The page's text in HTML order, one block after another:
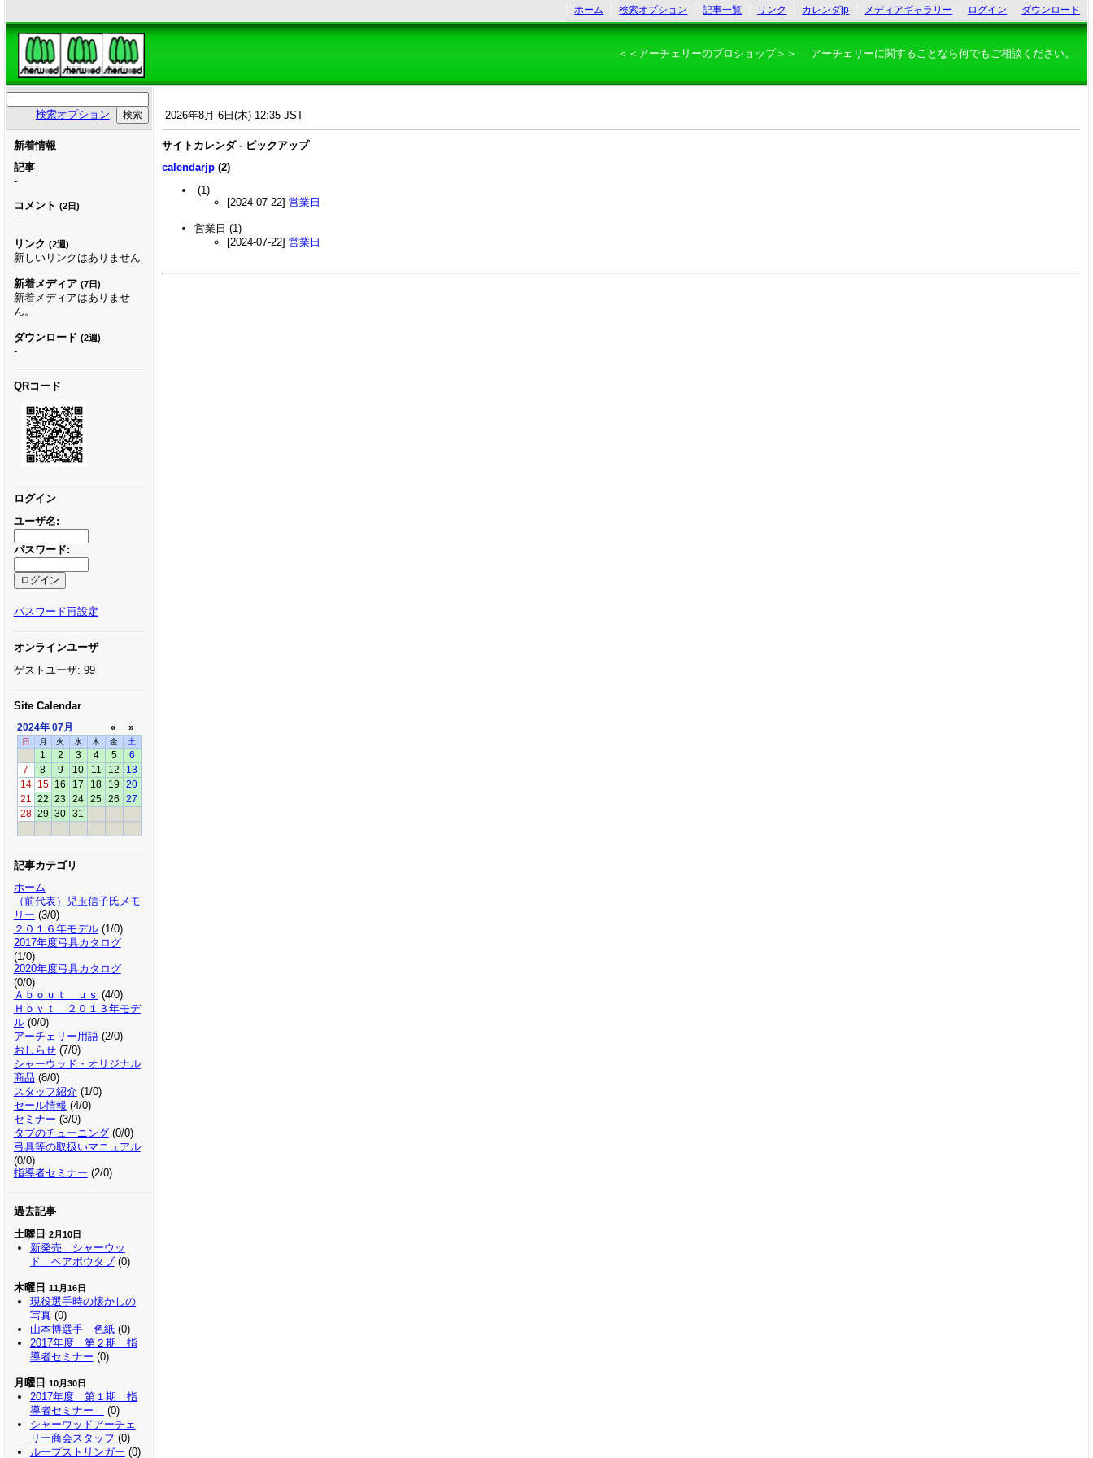
ホーム 検索オプション 記事一覧 リンク カレンダjp メディアギャラリー ログイン ダウンロード
＜＜アーチェリーのプロショップ＞＞ アーチェリーに関することなら何でもご相談ください。
検索オプション
新着情報
記事
-
コメント (2日)
-
リンク (2週)
新しいリンクはありません
新着メディア (7日)
新着メディアはありませ
ん。
ダウンロード (2週)
-
QRコード
ログイン
ユーザ名:
パスワード:
パスワード再設定
オンラインユーザ
ゲストユーザ: 99
Site Calendar
2024年 07月 « »
日 月 火 水 木 金 土
1 2 3 4 5
6
7
8 9 10 11 12
13
14
15 16 17 18 19
20
21
22 23 24 25 26
27
28
29 30 31
記事カテゴリ
ホーム
（前代表）児玉信子氏メモ
リー (3/0)
２０１６年モデル(1/0)
2017年度弓具カタログ
(1/0)
2020年度弓具カタログ
(0/0)
Ａｂｏｕｔ ｕｓ (4/0)
Ｈｏｙｔ ２０１３年モデ
ル(0/0)
アーチェリー用語(2/0)
おしらせ(7/0)
シャーウッド・オリジナル
商品 (8/0)
スタッフ紹介(1/0)
セール情報 (4/0)
セミナー (3/0)
タブのチューニング(0/0)
弓具等の取扱いマニュアル
(0/0)
指導者セミナー (2/0)
過去記事
土曜日 2月10日
新発売 シャーウッ
ド ベアボウタブ(0)
木曜日 11月16日
現役選手時の懐かしの
写真(0)
山本博選手 色紙(0)
2017年度 第２期 指
導者セミナー (0)
月曜日 10月30日
2017年度 第１期 指
導者セミナー
(0)
シャーウッドアーチェ
リー商会スタッフ (0)
ループストリンガー (0)
2026年8月 6日(木) 12:35 JST
サイトカレンダ - ピックアップ
calendarjp(2)
(1)
[2024-07-22] 営業日
営業日 (1)
[2024-07-22] 営業日